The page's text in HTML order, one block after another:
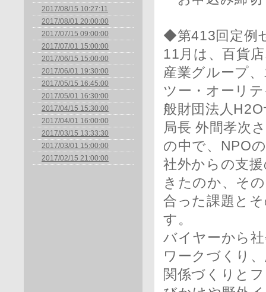
2017/08/15 10:27:11
2017/08/01 20:00:00
2017/07/15 09:00:00
2017/07/01 15:00:00
2017/06/15 15:00:00
2017/06/01 19:30:00
2017/05/15 16:45:00
2017/05/01 16:30:00
2017/04/15 15:30:00
2017/04/01 16:00:00
2017/03/15 13:33:30
2017/03/01 15:00:00
2017/02/15 21:00:00
◆第413回定例
11月は、百貨
産業グループ
ツー・オーリ
般財団法人
局長 外間孝次
の中で、NPO
社外からの支
きたのか、そ
合った課題と
す。
バイヤーから
ワークづくり
関係づくりと